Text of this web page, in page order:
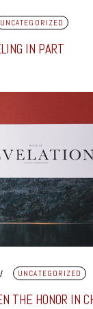
UNCATEGORIZED
IN PART
UNCATEGORIZED
THE HONOR IN